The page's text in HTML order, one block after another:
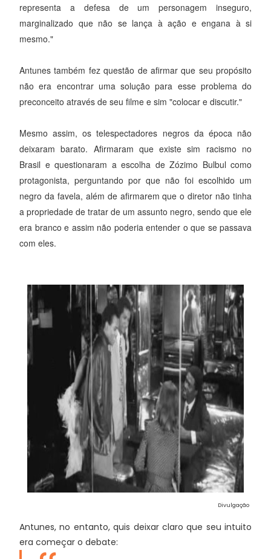
representa a defesa de um personagem inseguro,
marginalizado que não se lança à ação e engana à si
mesmo."
Antunes também fez questão de afirmar que seu propósito
não era encontrar uma solução para esse problema do
preconceito através de seu filme e sim "colocar e discutir."
Mesmo assim, os telespectadores negros da época não
deixaram barato. Afirmaram que existe sim racismo no
Brasil e questionaram a escolha de Zózimo Bulbul como
protagonista, perguntando por que não foi escolhido um
negro da favela, além de afirmarem que o diretor não tinha
a propriedade de tratar de um assunto negro, sendo que ele
era branco e assim não poderia entender o que se passava
com eles.
Divulgação
Antunes, no entanto, quis deixar claro que seu intuito
era começar o debate: